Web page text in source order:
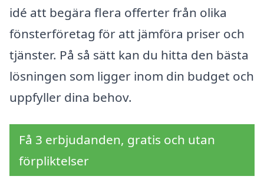
idé att begära flera offerter från olika
fönsterföretag för att jämföra priser och
tjänster. På så sätt kan du hitta den bästa
lösningen som ligger inom din budget och
uppfyller dina behov.
Få 3 erbjudanden, gratis och utan
förpliktelser